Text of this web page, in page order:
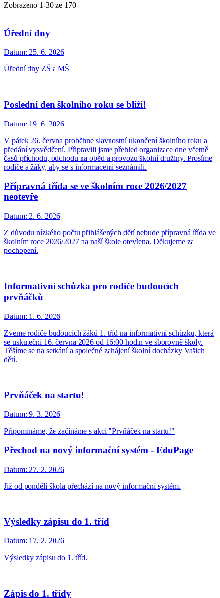
Zobrazeno 1-30 ze 170
Úřední dny
Datum: 25. 6. 2026
Úřední dny ZŠ a MŠ
Poslední den školního roku se blíží!
Datum: 19. 6. 2026
V pátek 26. června proběhne slavnostní ukončení školního roku a
předání vysvědčení. Připravili jsme přehled organizace dne včetně
časů příchodu, odchodu na oběd a provozu školní družiny. Prosíme
rodiče a žáky, aby se s informacemi seznámili.
Přípravná třída se ve školním roce 2026/2027
neotevře
Datum: 2. 6. 2026
Z důvodu nízkého počtu přihlášených dětí nebude přípravná třída ve
školním roce 2026/2027 na naší škole otevřena. Děkujeme za
pochopení.
Informativní schůzka pro rodiče budoucích
prvňáčků
Datum: 1. 6. 2026
Zveme rodiče budoucích žáků 1. tříd na informativní schůzku, která
se uskuteční 16. června 2026 od 16:00 hodin ve sborovně školy.
Těšíme se na setkání a společné zahájení školní docházky Vašich
dětí.
Prvňáček na startu!
Datum: 9. 3. 2026
Připomínáme, že začínáme s akcí "Prvňáček na startu!"
Přechod na nový informační systém - EduPage
Datum: 27. 2. 2026
Již od pondělí škola přechází na nový informační systém.
Výsledky zápisu do 1. tříd
Datum: 17. 2. 2026
Výsledky zápisu do 1. tříd.
Zápis do 1. třídy